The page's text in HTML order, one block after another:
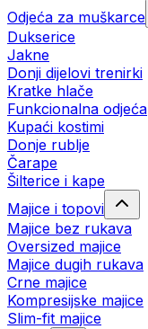
Odjeća za muškarce
Dukserice
Jakne
Donji dijelovi trenirki
Kratke hlače
Funkcionalna odjeća
Kupaći kostimi
Donje rublje
Čarape
Šilterice i kape
Majice i topovi
Majice bez rukava
Oversized majice
Majice dugih rukava
Crne majice
Kompresijske majice
Slim-fit majice